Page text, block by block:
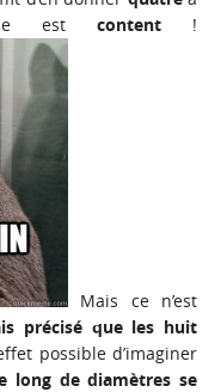
est content !
Mais ce n’est
précisé que les huit
possible d’imaginer
long de diamètres se